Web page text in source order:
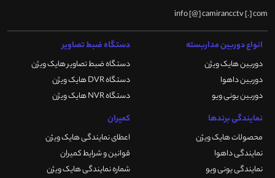
info [@] camirancctv [.] com
انواع دوربین مداربسته
دوربین هایک ویژن
دوربین داهوا
دوربین یونی ویو
دستگاه ضبط تصاویر
دستگاه ضبط تصاویر هایک ویژن
دستگاه DVR هایک ویژن
دستگاه NVR هایک ویژن
نمایندگی برندها
محصولات هایک ویژن
نمایندگی داهوا
نمایندگی یونی ویو
کمیران
اعطای نمایندگی هایک ویژن
قوانین و شرایط کمیران
شماره نمایندگی هایک ویژن